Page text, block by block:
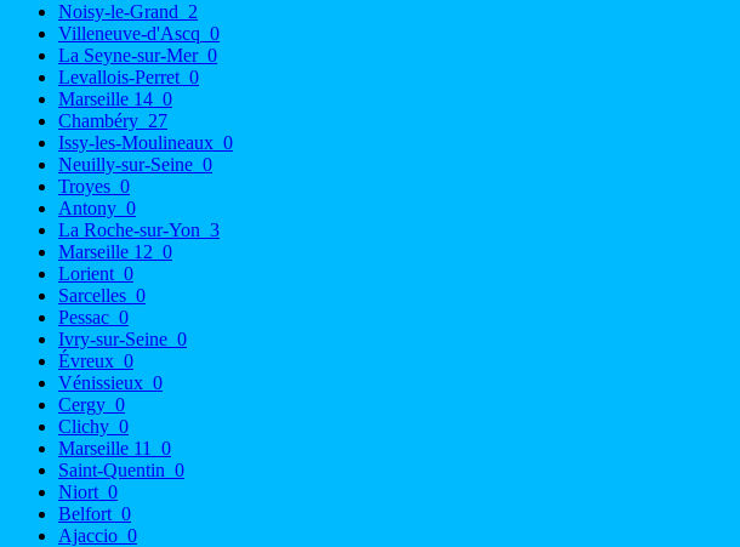
Noisy-le-Grand 2
Villeneuve-d'Ascq 0
La Seyne-sur-Mer 0
Levallois-Perret 0
Marseille 14 0
Chambéry 27
Issy-les-Moulineaux 0
Neuilly-sur-Seine 0
Troyes 0
Antony 0
La Roche-sur-Yon 3
Marseille 12 0
Lorient 0
Sarcelles 0
Pessac 0
Ivry-sur-Seine 0
Évreux 0
Vénissieux 0
Cergy 0
Clichy 0
Marseille 11
0
Saint-Quentin 0
Niort 0
Belfort 0
Ajaccio 0